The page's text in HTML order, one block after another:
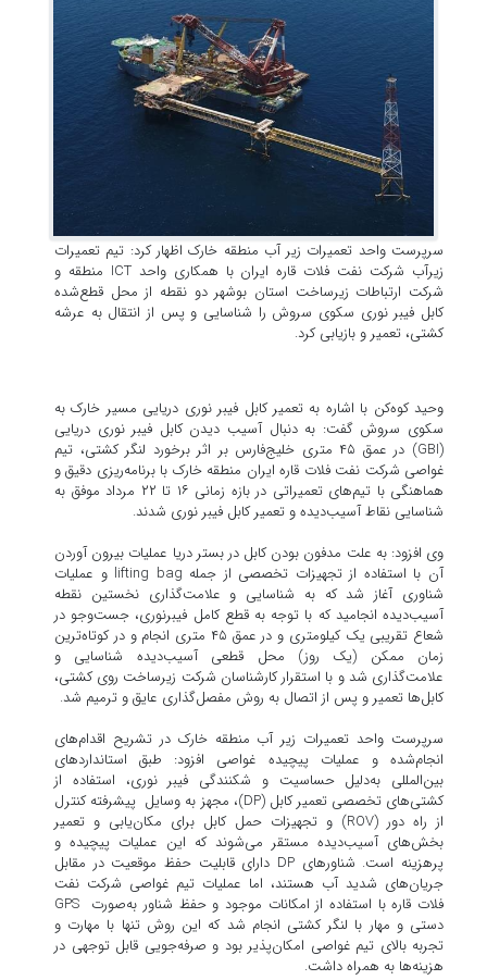
سرپرست واحد تعمیرات زیر آب منطقه خارک اظهار کرد: تیم‌ تعمیرات
زیرآب شرکت نفت فلات قاره ایران با همکاری واحد ICT منطقه و
شرکت ارتباطات زیرساخت استان بوشهر دو نقطه از محل قطع‌شده
کابل فیبر نوری سکوی سروش را شناسایی و پس از انتقال به عرشه
کشتی، تعمیر و بازیابی کرد.
وحید کوه‌کن با اشاره به تعمیر کابل فیبر نوری دریایی مسیر خارک به
سکوی سروش گفت: به دنبال آسیب دیدن کابل فیبر نوری دریایی
(GBI) در عمق ۴۵ متری خلیج‌فارس بر اثر برخورد لنگر کشتی، تیم
غواصی شرکت نفت فلات قاره ایران منطقه خارک با برنامه‌ریزی دقیق و
هماهنگی با تیم‌های تعمیراتی در بازه زمانی ۱۶ تا ۲۲ مرداد موفق به
شناسایی نقاط آسیب‌دیده و تعمیر کابل فیبر نوری شدند.
وی افزود: به علت مدفون بودن کابل در بستر دریا عملیات بیرون آوردن
آن با استفاده از تجهیزات تخصصی از جمله lifting bag و عملیات
شناوری آغاز شد که به شناسایی و علامت‌گذاری نخستین نقطه
آسیب‌دیده انجامید که با توجه به قطع کامل فیبرنوری، جست‌وجو در
شعاع تقریبی یک کیلومتری و در عمق ۴۵ متری انجام و در کوتاه‌ترین
زمان ممکن (یک روز) محل قطعی آسیب‌دیده شناسایی و
علامت‌گذاری شد و با استقرار کارشناسان شرکت زیرساخت روی کشتی،
کابل‌ها تعمیر و پس از اتصال به روش مفصل‌گذاری عایق و ترمیم شد.
سرپرست واحد تعمیرات زیر آب منطقه خارک در تشریح اقدام‌های
انجام‌شده و عملیات پیچیده غواصی افزود: طبق استانداردهای
بین‌المللی به‌دلیل حساسیت و شکنندگی فیبر نوری، استفاده از
کشتی‌های تخصصی تعمیر کابل (DP)، مجهز به وسایل پیشرفته کنترل
از راه دور (ROV) و تجهیزات حمل کابل برای مکان‌یابی و تعمیر
بخش‌های آسیب‌دیده مستقر می‌شوند که این عملیات پیچیده و
پرهزینه است. شناورهای DP دارای قابلیت حفظ موقعیت در مقابل
جریان‌های شدید آب هستند، اما عملیات تیم غواصی شرکت نفت
فلات قاره با استفاده از امکانات موجود و حفظ شناور به‌صورت GPS
دستی و مهار با لنگر کشتی انجام شد که این روش تنها با مهارت و
تجربه بالای تیم غواصی امکان‌پذیر بود و صرفه‌جویی قابل توجهی در
هزینه‌ها به همراه داشت.